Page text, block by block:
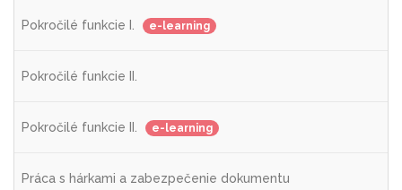
Pokročilé funkcie I. e-learning
Pokročilé funkcie II.
Pokročilé funkcie II. e-learning
Práca s hárkami a zabezpečenie dokumentu